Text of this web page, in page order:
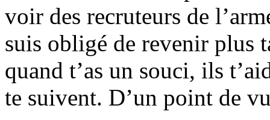
voir des recruteurs de
suis obligé de revenir plus
quand t’as un souci, ils
te suivent. D’un point de